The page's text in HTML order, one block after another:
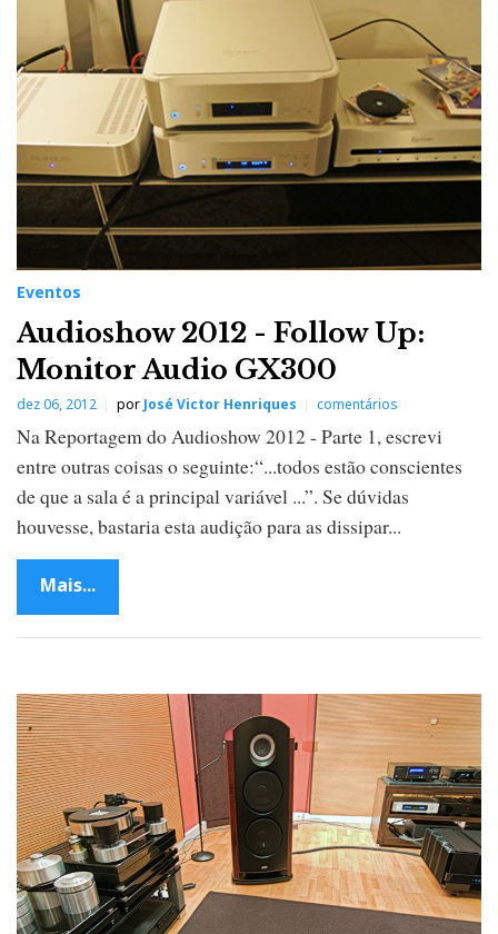
Eventos
Audioshow 2012 - Follow Up:
Monitor Audio GX300
dez 06, 2012 por José Victor Henriques comentários
Na Reportagem do Audioshow 2012 - Parte 1, escrevi
entre outras coisas o seguinte:“...todos estão conscientes
de que a sala é a principal variável ...”. Se dúvidas
houvesse, bastaria esta audição para as dissipar...
Mais...